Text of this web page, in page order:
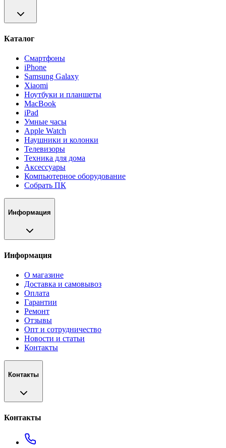
Каталог
Смартфоны
iPhone
Samsung Galaxy
Xiaomi
Ноутбуки и планшеты
MacBook
iPad
Умные часы
Apple Watch
Наушники и колонки
Телевизоры
Техника для дома
Аксессуары
Компьютерное оборудование
Собрать ПК
Информация
Информация
О магазине
Доставка и самовывоз
Оплата
Гарантии
Ремонт
Отзывы
Опт и сотрудничество
Новости и статьи
Контакты
Контакты
Контакты